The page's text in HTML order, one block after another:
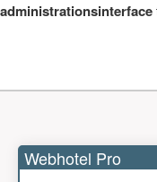
Webhotel Pro